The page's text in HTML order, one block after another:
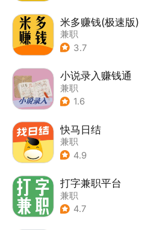
米多赚钱(极速版)
兼职
3.7
小说录入赚钱通
兼职
1.6
快马日结
兼职
4.9
打字兼职平台
兼职
4.7